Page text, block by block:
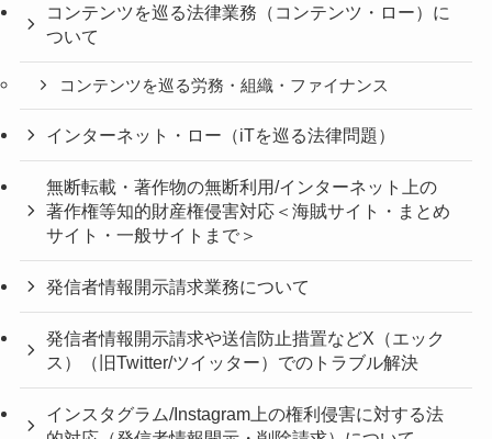
コンテンツを巡る法律業務（コンテンツ・ロー）に
ついて
コンテンツを巡る労務・組織・ファイナンス
インターネット・ロー（iTを巡る法律問題）
無断転載・著作物の無断利用/インターネット上の
著作権等知的財産権侵害対応＜海賊サイト・まとめ
サイト・一般サイトまで＞
発信者情報開示請求業務について
発信者情報開示請求や送信防止措置などX（エック
ス）（旧Twitter/ツイッター）でのトラブル解決
インスタグラム/Instagram上の権利侵害に対する法